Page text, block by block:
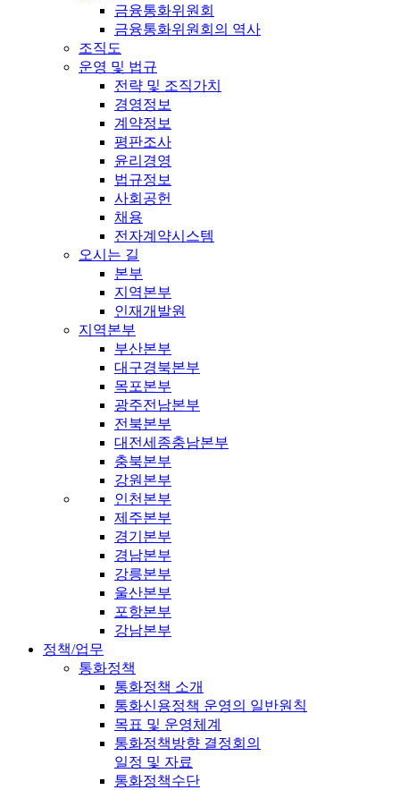
금융통화위원회
금융통화위원회의 역사
조직도
운영 및 법규
전략 및 조직가치
경영정보
계약정보
평판조사
윤리경영
법규정보
사회공헌
채용
전자계약시스템
오시는 길
본부
지역본부
인재개발원
지역본부
부산본부
대구경북본부
목포본부
광주전남본부
전북본부
대전세종충남본부
충북본부
강원본부
인천본부
제주본부
경기본부
경남본부
강릉본부
울산본부
포항본부
강남본부
정책/업무
통화정책
통화정책 소개
통화신용정책 운영의 일반원칙
목표 및 운영체계
통화정책방향 결정회의
일정 및 자료
통화정책수단